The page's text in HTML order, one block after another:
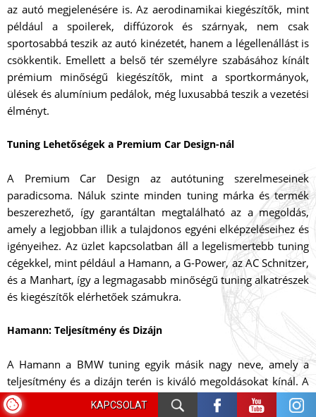
KAPCSOLAT
az autó megjelenésére is. Az aerodinamikai kiegészítők, mint
például a spoilerek, diffúzorok és szárnyak, nem csak
sportosabbá teszik az autó kinézetét, hanem a légellenállást is
csökkentik. Emellett a belső tér személyre szabásához kínált
prémium minőségű kiegészítők, mint a sportkormányok,
ülések és alumínium pedálok, még luxusabbá teszik a vezetési
élményt.
Tuning Lehetőségek a Premium Car Design-nál
A Premium Car Design az autótuning szerelmeseinek
paradicsoma. Náluk szinte minden tuning márka és termék
beszerezhető, így garantáltan megtalálható az a megoldás,
amely a legjobban illik a tulajdonos egyéni elképzeléseihez és
igényeihez. Az üzlet kapcsolatban áll a legelismertebb tuning
cégekkel, mint például a Hamann, a G-Power, az AC Schnitzer,
és a Manhart, így a legmagasabb minőségű tuning alkatrészek
és kiegészítők elérhetőek számukra.
Hamann: Teljesítmény és Dizájn
A Hamann a BMW tuning egyik másik nagy neve, amely a
teljesítmény és a dizájn terén is kiváló megoldásokat kínál. A
Hamann által kínált tuning csomagok között találhatók